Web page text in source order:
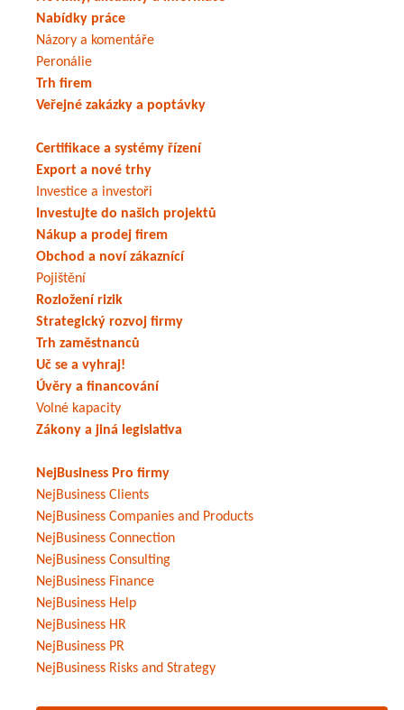
Nabídky práce
Názory a komentáře
Peronálie
Trh firem
Veřejné zakázky a poptávky
Certifikace a systémy řízení
Export a nové trhy
Investice a investoři
Investujte do našich projektů
Nákup a prodej firem
Obchod a noví zákaznící
Pojištění
Rozložení rizik
Strategický rozvoj firmy
Trh zaměstnanců
Uč se a vyhraj!
Úvěry a financování
Volné kapacity
Zákony a jiná legislativa
NejBusiness Pro firmy
NejBusiness Clients
NejBusiness Companies and Products
NejBusiness Connection
NejBusiness Consulting
NejBusiness Finance
NejBusiness Help
NejBusiness HR
NejBusiness PR
NejBusiness Risks and Strategy